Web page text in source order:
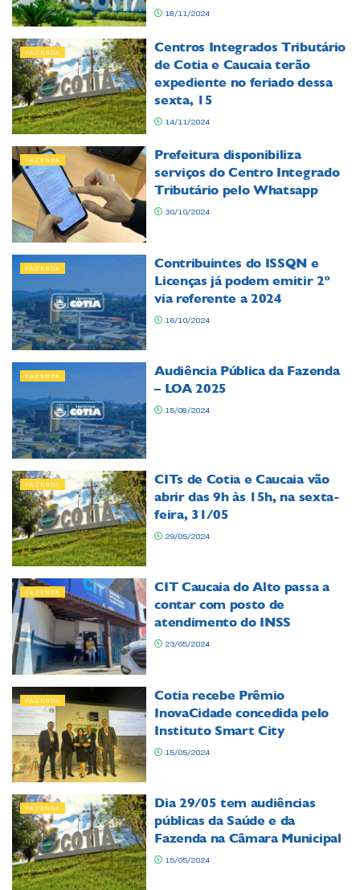
18/11/2024
FAZENDA
Centros Integrados Tributário
de Cotia e Caucaia terão
expediente no feriado dessa
sexta, 15
14/11/2024
FAZENDA
Prefeitura disponibiliza
serviços do Centro Integrado
Tributário pelo Whatsapp
30/10/2024
FAZENDA
Contribuintes do ISSQN e
Licenças já podem emitir 2º
via referente a 2024
16/10/2024
FAZENDA
Audiência Pública da Fazenda
– LOA 2025
15/08/2024
FAZENDA
CITs de Cotia e Caucaia vão
abrir das 9h às 15h, na sexta-
feira, 31/05
29/05/2024
FAZENDA
CIT Caucaia do Alto passa a
contar com posto de
atendimento do INSS
23/05/2024
FAZENDA
Cotia recebe Prêmio
InovaCidade concedida pelo
Instituto Smart City
15/05/2024
FAZENDA
Dia 29/05 tem audiências
públicas da Saúde e da
Fazenda na Câmara Municipal
15/05/2024